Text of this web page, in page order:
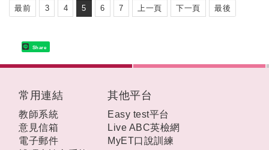
最前 3 4 5 6 7 上一頁 下一頁 最後
Share
常用連結
教師系統
意見信箱
電子郵件
其他平台
Easy test平台
Live ABC英檢網
MyET口說訓練